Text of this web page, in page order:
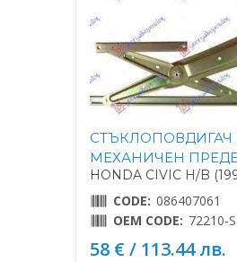
СТЪКЛОПОВДИГАЧ
МЕХАНИЧЕН
HONDA CIVIC H/B
CODE: 086407061
OEM CODE: 72210-
58 € / 113.44 лв.